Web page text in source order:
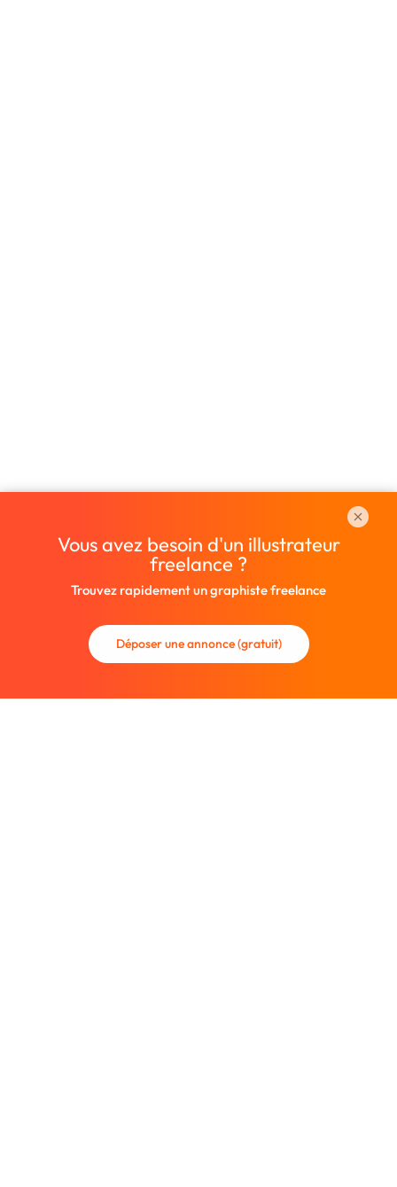
Vous avez besoin d'un illustrateur
freelance ?
Trouvez rapidement un graphiste freelance
Déposer une annonce (gratuit)